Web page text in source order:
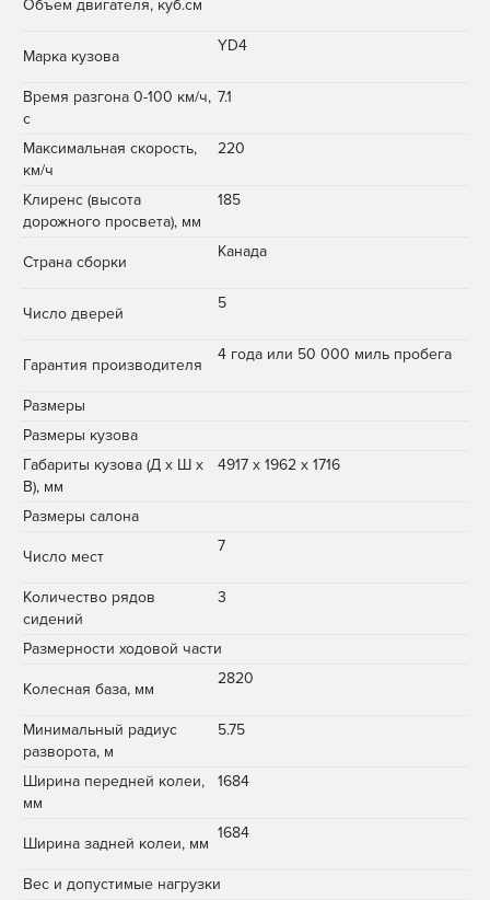
Объем двигателя, куб.см
Марка кузова
YD4
Время разгона 0-100 км/ч,
с
7.1
Максимальная скорость,
км/ч
220
Клиренс (высота
дорожного просвета), мм
185
Страна сборки
Канада
Число дверей
5
Гарантия производителя
4 года или 50 000 миль пробега
Размеры
Размеры кузова
Габариты кузова (Д x Ш x
В), мм
4917 x 1962 x 1716
Размеры салона
Число мест
7
Количество рядов
сидений
3
Размерности ходовой части
Колесная база, мм
2820
Минимальный радиус
разворота, м
5.75
Ширина передней колеи,
мм
1684
Ширина задней колеи, мм
1684
Вес и допустимые нагрузки